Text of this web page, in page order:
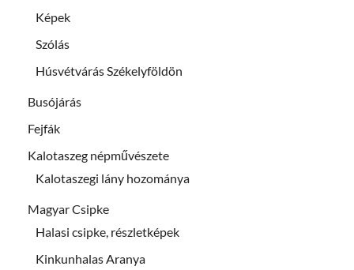
Képek
Szólás
Húsvétvárás Székelyföldön
Busójárás
Fejfák
Kalotaszeg népművészete
Kalotaszegi lány hozománya
Magyar Csipke
Halasi csipke, részletképek
Kinkunhalas Aranya